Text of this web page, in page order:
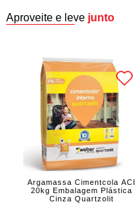
Aproveite e leve junto
Argamassa Cimentcola ACI
20kg Embalagem Plástica
Cinza Quartzolit